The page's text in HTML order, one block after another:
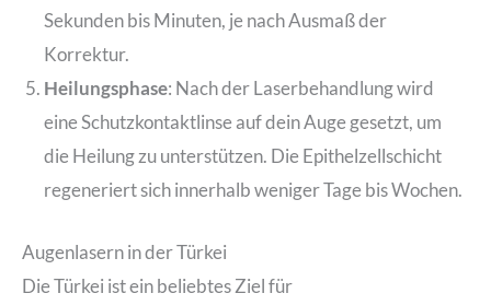
Sekunden bis Minuten, je nach Ausmaß der
Korrektur.
Heilungsphase: Nach der Laserbehandlung wird
eine Schutzkontaktlinse auf dein Auge gesetzt, um
die Heilung zu unterstützen. Die Epithelzellschicht
regeneriert sich innerhalb weniger Tage bis Wochen.
Augenlasern in der Türkei
Die Türkei ist ein beliebtes Ziel für